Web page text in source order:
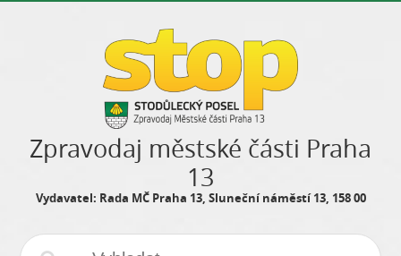
Zpravodaj městské části Praha
13
Vydavatel: Rada MČ Praha 13, Sluneční náměstí 13, 158 00